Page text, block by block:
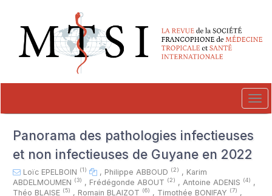
##plugins.themes.novelty.accessible_menu.main_navigation##
##plugins.themes.novelty.accessible_menu.main_content##
##plugins.themes.novelty.accessible_menu.sidebar##
Panorama des pathologies infectieuses
et non infectieuses de Guyane en 2022
Loïc EPELBOIN (1) , Philippe ABBOUD (2) , Karim
ABDELMOUMEN (3) , Frédégonde ABOUT (2) , Antoine ADENIS (4) ,
Théo BLAISE (5) , Romain BLAIZOT (6) , Timothée BONIFAY (7) ,